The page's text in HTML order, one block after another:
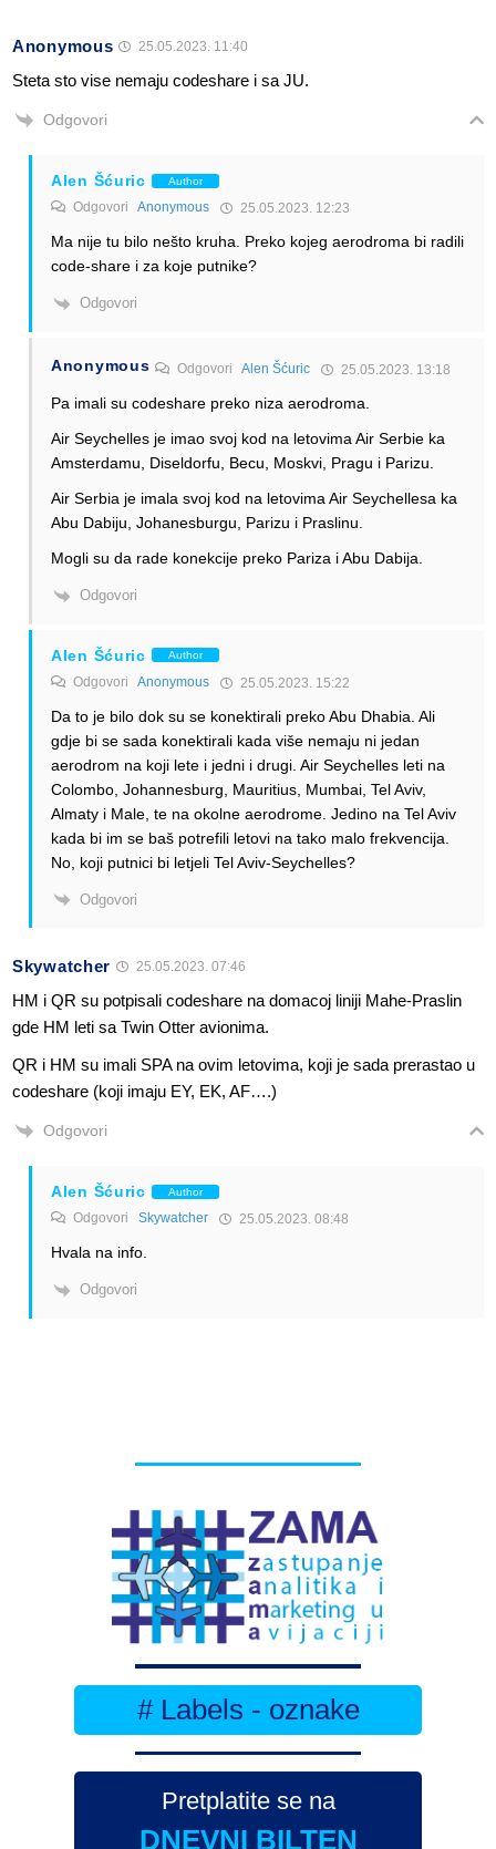
Anonymous 25.05.2023. 11:40
Steta sto vise nemaju codeshare i sa JU.
Odgovori
Alen Šćuric Author
Odgovori Anonymous 25.05.2023. 12:23
Ma nije tu bilo nešto kruha. Preko kojeg aerodroma bi radili
code-share i za koje putnike?
Odgovori
Anonymous OdgovoriAlen Šćuric 25.05.2023. 13:18
Pa imali su codeshare preko niza aerodroma.
Air Seychelles je imao svoj kod na letovima Air Serbie ka
Amsterdamu, Diseldorfu, Becu, Moskvi, Pragu i Parizu.
Air Serbia je imala svoj kod na letovima Air Seychellesa ka
Abu Dabiju, Johanesburgu, Parizu i Praslinu.
Mogli su da rade konekcije preko Pariza i Abu Dabija.
Odgovori
Alen Šćuric Author
Odgovori Anonymous 25.05.2023. 15:22
Da to je bilo dok su se konektirali preko Abu Dhabia. Ali
gdje bi se sada konektirali kada više nemaju ni jedan
aerodrom na koji lete i jedni i drugi. Air Seychelles leti na
Colombo, Johannesburg, Mauritius, Mumbai, Tel Aviv,
Almaty i Male, te na okolne aerodrome. Jedino na Tel Aviv
kada bi im se baš potrefili letovi na tako malo frekvencija.
No, koji putnici bi letjeli Tel Aviv-Seychelles?
Odgovori
Skywatcher 25.05.2023. 07:46
HM i QR su potpisali codeshare na domacoj liniji Mahe-Praslin
gde HM leti sa Twin Otter avionima.
QR i HM su imali SPA na ovim letovima, koji je sada prerastao u
codeshare (koji imaju EY, EK, AF….)
Odgovori
Alen Šćuric Author
Odgovori Skywatcher 25.05.2023. 08:48
Hvala na info.
Odgovori
# Labels - oznake
Pretplatite se na
DNEVNI BILTEN